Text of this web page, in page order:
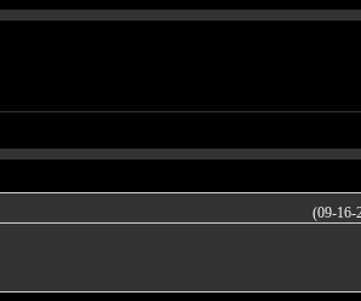
(09-16-